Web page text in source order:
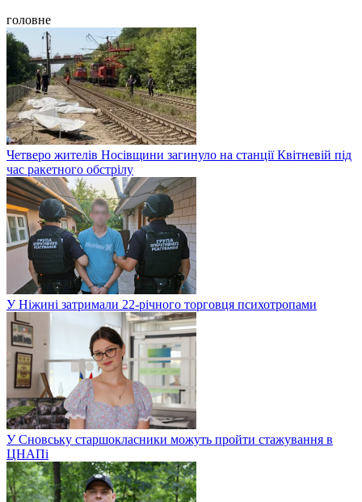
головне
Четверо жителів Носівщини загинуло на станції Квітневій під
час ракетного обстрілу
У Ніжині затримали 22-річного торговця психотропами
У Сновську старшокласники можуть пройти стажування в
ЦНАПі